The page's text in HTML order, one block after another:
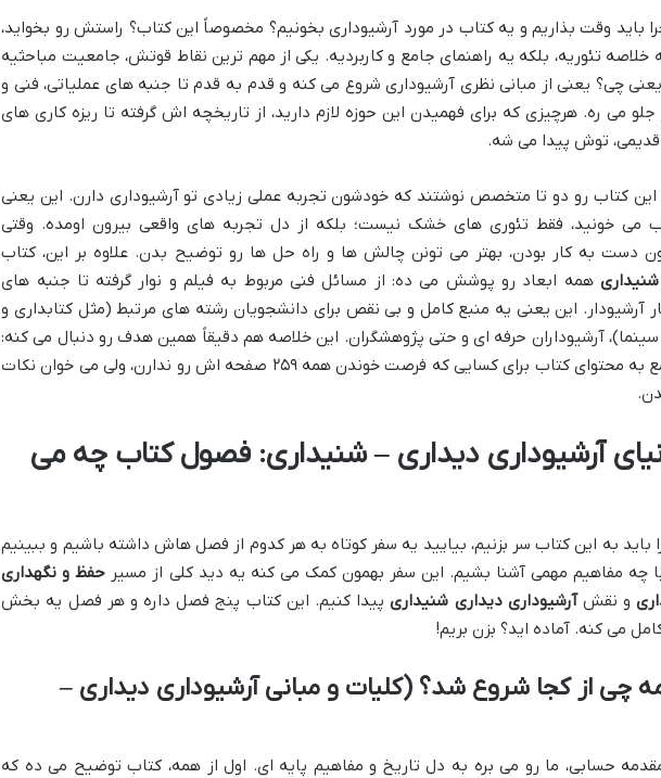
باید وقت بذاریم و یه کتاب در مورد آرشیوداری بخونیم؟ مخصوصاً این کتاب؟ راستش رو بخواید،
تئوریه، بلکه یه راهنمای جامع و کاربردیه. یکی از مهم ترین نقاط قوتش، جامعیت مباحثیه
چی؟ یعنی از مبانی نظری آرشیوداری شروع می کنه و قدم به قدم تا جنبه های عملیاتی، فنی و
جلو می ره. هرچیزی که برای فهمیدن این حوزه لازم دارید، از تاریخچه اش گرفته تا ریزه کاری های
قدیمی، توش پیدا می شه.
این کتاب رو دو تا متخصص نوشتند که خودشون تجربه عملی زیادی تو آرشیوداری دارن. این یعنی
می خونید، فقط تئوری های خشک نیست؛ بلکه از دل تجربه های واقعی بیرون اومده. وقتی
دست به کار بودن، بهتر می تونن چالش ها و راه حل ها رو توضیح بدن. علاوه بر این، کتاب
همه ابعاد رو پوشش می ده: از مسائل فنی مربوط به فیلم و نوار گرفته تا جنبه های
آرشیودار. این یعنی یه منبع کامل و بی نقص برای دانشجویان رشته های مرتبط (مثل کتابداری و
سینما)، آرشیوداران حرفه ای و حتی پژوهشگران. این خلاصه هم دقیقاً همین هدف رو دنبال می کنه:
یه نگاه سریع و جامع به محتوای کتاب برای کسایی که فرصت خوندن همه ۲۵۹ صفحه اش رو ندارن، ولی می خوان نکات
آرشیوداری دیداری – شنیداری: فصول کتاب چه می
باید به این کتاب سر بزنیم، بیایید یه سفر کوتاه به هر کدوم از فصل هاش داشته باشیم و ببینیم
چه مفاهیم مهمی آشنا بشیم. این سفر بهمون کمک می کنه یه دید کلی از مسیر حفظ و نگهداری
و نقشآرشیوداری دیداری شنیداریپیدا کنیم. این کتاب پنج فصل داره و هر فصل یه بخش
می کنه. آماده اید؟ بزن بریم!
چی از کجا شروع شد؟ (کلیات و مبانی آرشیوداری دیداری –
حسابی، ما رو می بره به دل تاریخ و مفاهیم پایه ای. اول از همه، کتاب توضیح می ده که